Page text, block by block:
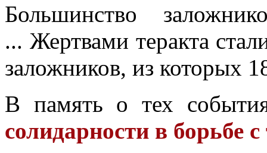
Большинство
... Жертвами теракта
заложников, из которых
В память о тех
солидарности в борьбе